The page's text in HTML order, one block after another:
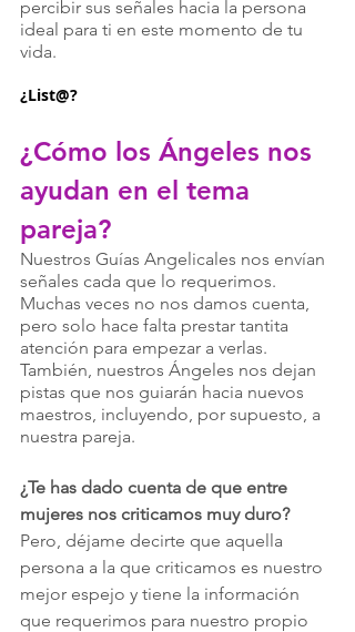
percibir sus señales hacia la persona
ideal para ti en este momento de tu
vida.
¿List@?
¿Cómo los Ángeles nos
ayudan en el tema
pareja?
Nuestros Guías Angelicales nos envían
señales cada que lo requerimos.
Muchas veces no nos damos cuenta,
pero solo hace falta prestar tantita
atención para empezar a verlas.
También, nuestros Ángeles nos dejan
pistas que nos guiarán hacia nuevos
maestros, incluyendo, por supuesto, a
nuestra pareja.
¿Te has dado cuenta de que entre
mujeres nos criticamos muy duro?
Pero, déjame decirte que aquella
persona a la que criticamos es nuestro
mejor espejo y tiene la información
que requerimos para nuestro propio